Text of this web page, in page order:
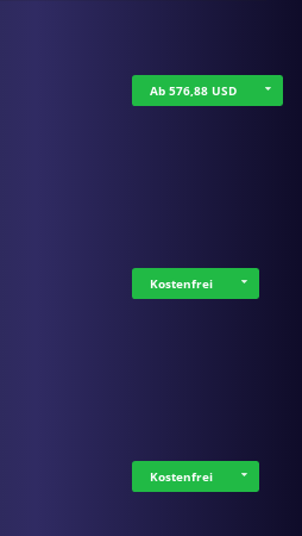
Ab 576,88 USD
Kostenfrei
Kostenfrei